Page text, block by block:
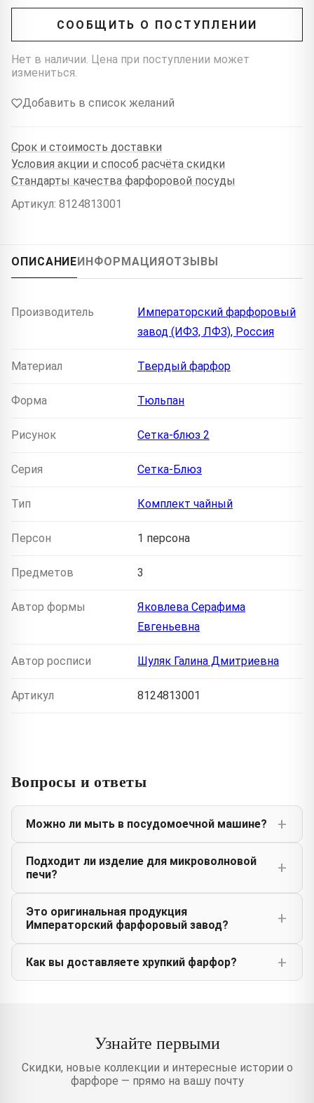
СООБЩИТЬ О ПОСТУПЛЕНИИ
Нет в наличии. Цена при поступлении может
измениться.
Добавить в список желаний
Срок и стоимость доставки
Условия акции и способ расчёта скидки
Стандарты качества фарфоровой посуды
Артикул: 8124813001
ОПИСАНИЕИНФОРМАЦИЯОТЗЫВЫ
Производитель
Императорский фарфоровый
завод (ИФЗ, ЛФЗ), Россия
Материал Твердый фарфор
Форма Тюльпан
Рисунок Сетка-блюз 2
Серия Сетка-Блюз
Тип Комплект чайный
Персон 1 персона
Предметов 3
Автор формы
Яковлева Серафима
Евгеньевна
Автор росписи Шуляк Галина Дмитриевна
Артикул 8124813001
Вопросы и ответы
Можно ли мыть в посудомоечной машине?
Подходит ли изделие для микроволновой
печи?
Это оригинальная продукция
Императорский фарфоровый завод?
Как вы доставляете хрупкий фарфор?
Узнайте первыми
Скидки, новые коллекции и интересные истории о
фарфоре — прямо на вашу почту